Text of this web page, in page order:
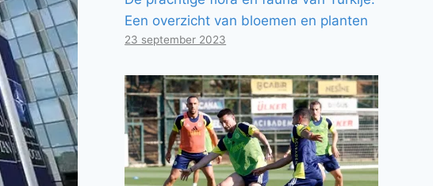
Een overzicht van bloemen en planten
23 september 2023